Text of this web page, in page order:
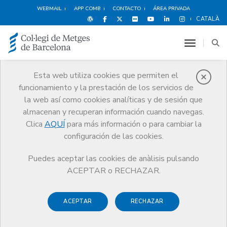
WEBMAIL APP COMB CONTACTO ÁREA PRIVADA
CATALÀ
Esta web utiliza cookies que permiten el
funcionamiento y la prestación de los servicios de
la web así como cookies analíticas y de sesión que
almacenan y recuperan información cuando navegas.
Clica AQUÍ para más información o para cambiar la
configuración de las cookies.
Puedes aceptar las cookies de anàlisis pulsando
ACEPTAR o RECHAZAR.
ACEPTAR RECHAZAR
toggle
Agenda
Comunicación
Sesión formativa 'Donación o sucesión. La importancia de hacer un
buen testamento'
Sesión formativa 'Donación o
sucesión. La importancia de
hacer un buen testamento'